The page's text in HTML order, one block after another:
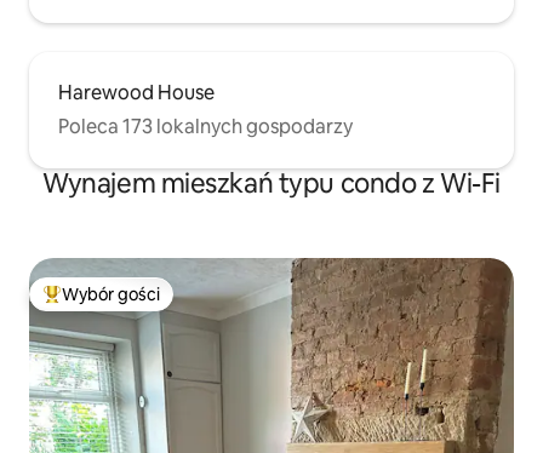
Harewood House
Poleca 173 lokalnych gospodarzy
Wynajem mieszkań typu condo z Wi-Fi
Najpopularniejsze z kategorii Wybór gości
Wybór gości